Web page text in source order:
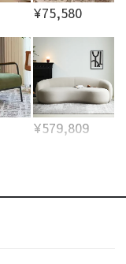
¥75,580
¥579,809